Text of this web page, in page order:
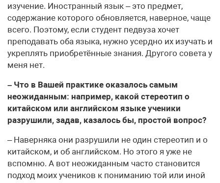
изучение. Иностранный язык – это предмет,
содержание которого обновляется, наверное, чаще
всего. Поэтому, если студент педвуза хочет
преподавать оба языка, нужно усердно их изучать и
укреплять приобретённые знания. Другого совета у
меня нет.
– Что в Вашей практике оказалось самым
неожиданным: например, какой стереотип о
китайском или английском языке ученики
разрушили, задав, казалось бы, простой вопрос?
– Наверняка они разрушили не один стереотип и о
китайском, и об английском. Но этого я уже не
вспомню. А вот неожиданным часто становится
подход моих учеников к пониманию той или иной